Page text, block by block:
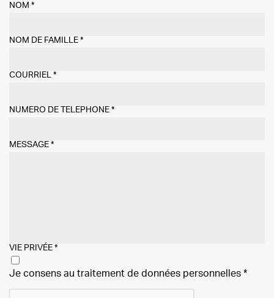
NOM *
NOM DE FAMILLE *
COURRIEL *
NUMÉRO DE TÉLÉPHONE *
MESSAGE *
VIE PRIVÉE *
Je consens au traitement de données personnelles *